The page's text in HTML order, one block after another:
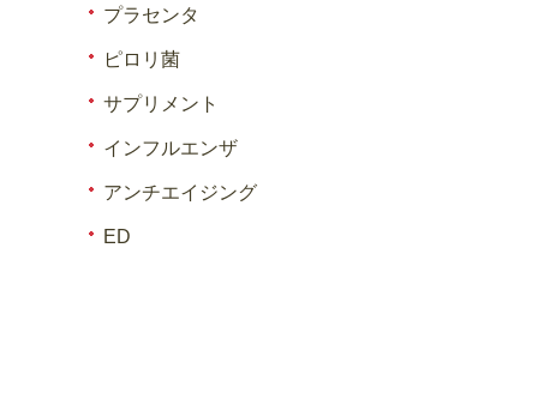
プラセンタ
ピロリ菌
サプリメント
インフルエンザ
アンチエイジング
ED